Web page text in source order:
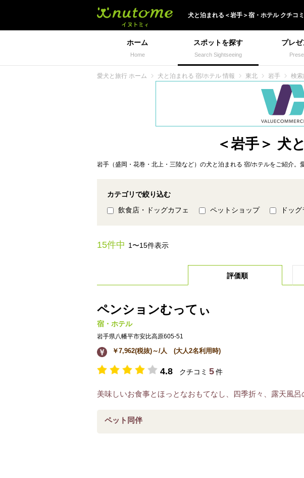
犬と泊まれる ＜岩手 ＞宿・ホテルクチコ
ホーム
Home
スポットを探す
Search Sightseeing
プレゼ
愛犬と旅行 ホーム 犬と泊まれる 宿/ホテル 情報 東北 岩手 検索
＜岩手＞ 犬
岩手（盛岡・花巻・北上・三陸など）の犬と泊まれる 宿/ホテルをご紹介。
カテゴリで絞り込む
飲食店・ドッグカフェ
ペットショップ ドッ
15件中 1〜15件表示
評価順
ペンションむってぃ
宿・ホテル
岩手県八幡平市安比高原605-51
￥7,962(税抜)～/人 (大人2名利用時)
4.8 クチコミ 5件
美味しいお食事とほっとなおもてなし、四季折々、露天風呂
ペット同伴